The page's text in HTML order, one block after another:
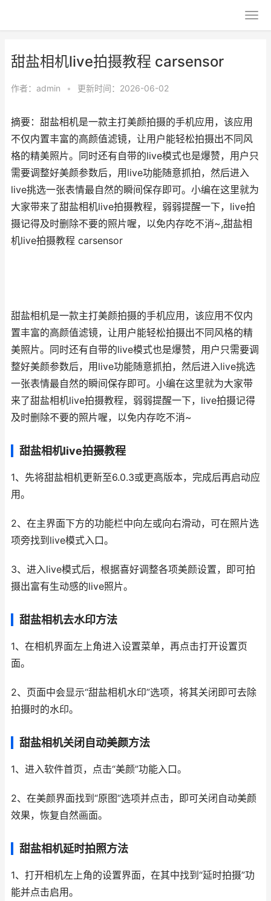
甜盐相机live拍摄教程 carsensor
作者： admin • 更新时间：2026-06-02
摘要：甜盐相机是一款主打美颜拍摄的手机应用，该应用
不仅内置丰富的高颜值滤镜，让用户能轻松拍摄出不同风
格的精美照片。同时还有自带的live模式也是爆赞，用户只
需要调整好美颜参数后，用live功能随意抓拍，然后进入
live挑选一张表情最自然的瞬间保存即可。小编在这里就为
大家带来了甜盐相机live拍摄教程，弱弱提醒一下，live拍
摄记得及时删除不要的照片喔，以免内存吃不消~,甜盐相
机live拍摄教程 carsensor
甜盐相机是一款主打美颜拍摄的手机应用，该应用不仅内
置丰富的高颜值滤镜，让用户能轻松拍摄出不同风格的精
美照片。同时还有自带的live模式也是爆赞，用户只需要调
整好美颜参数后，用live功能随意抓拍，然后进入live挑选
一张表情最自然的瞬间保存即可。小编在这里就为大家带
来了甜盐相机live拍摄教程，弱弱提醒一下，live拍摄记得
及时删除不要的照片喔，以免内存吃不消~
甜盐相机live拍摄教程
1、先将甜盐相机更新至6.0.3或更高版本，完成后再启动应
用。
2、在主界面下方的功能栏中向左或向右滑动，可在照片选
项旁找到live模式入口。
3、进入live模式后，根据喜好调整各项美颜设置，即可拍
摄出富有生动感的live照片。
甜盐相机去水印方法
1、在相机界面左上角进入设置菜单，再点击打开设置页
面。
2、页面中会显示“甜盐相机水印”选项，将其关闭即可去除
拍摄时的水印。
甜盐相机关闭自动美颜方法
1、进入软件首页，点击“美颜”功能入口。
2、在美颜界面找到“原图”选项并点击，即可关闭自动美颜
效果，恢复自然画面。
甜盐相机延时拍照方法
1、打开相机左上角的设置界面，在其中找到“延时拍摄”功
能并点击启用。